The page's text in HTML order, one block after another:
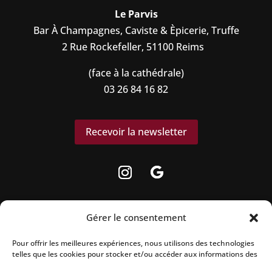
Gérer le consentement
Pour offrir les meilleures expériences, nous utilisons des technologies
telles que les cookies pour stocker et/ou accéder aux informations des
Le Parvis
Bar À Champagnes, Caviste & Èpicerie, Truffe
2 Rue Rockefeller, 51100 Reims
(face à la cathédrale)
03 26 84 16 82
Recevoir la newsletter
La vente d’alcool est strictement interdite